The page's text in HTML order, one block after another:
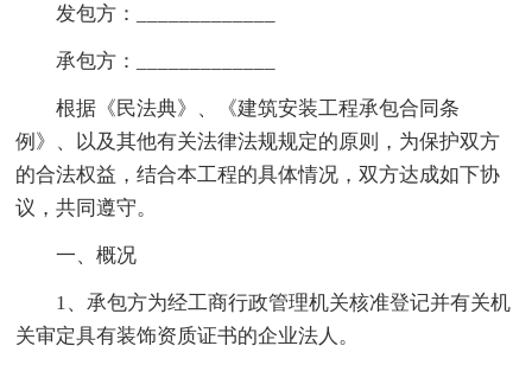
发包方：_____________
承包方：_____________
根据《民法典》、《建筑安装工程承包合同条
例》、以及其他有关法律法规规定的原则，为保护双方
的合法权益，结合本工程的具体情况，双方达成如下协
议，共同遵守。
一、概况
1、承包方为经工商行政管理机关核准登记并有关机
关审定具有装饰资质证书的企业法人。